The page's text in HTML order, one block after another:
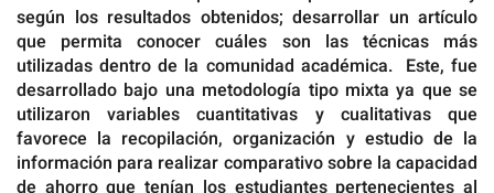
según los resultados obtenidos; desarrollar un artículo
que permita conocer cuáles son las técnicas más
utilizadas dentro de la comunidad académica. Este, fue
desarrollado bajo una metodología tipo mixta ya que se
utilizaron variables cuantitativas y cualitativas que
favorece la recopilación, organización y estudio de la
información para realizar comparativo sobre la capacidad